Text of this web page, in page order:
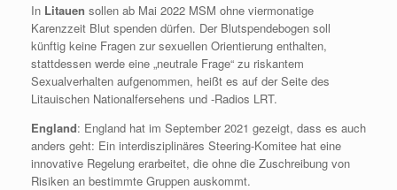
In Litauen sollen ab Mai 2022 MSM ohne viermonatige
Karenzzeit Blut spenden dürfen. Der Blutspendebogen soll
künftig keine Fragen zur sexuellen Orientierung enthalten,
stattdessen werde eine „neutrale Frage“ zu riskantem
Sexualverhalten aufgenommen, heißt es auf der Seite des
Litauischen Nationalfersehens und -Radios LRT.
England: England hat im September 2021 gezeigt, dass es auch
anders geht: Ein interdisziplinäres Steering-Komitee hat eine
innovative Regelung erarbeitet, die ohne die Zuschreibung von
Risiken an bestimmte Gruppen auskommt.